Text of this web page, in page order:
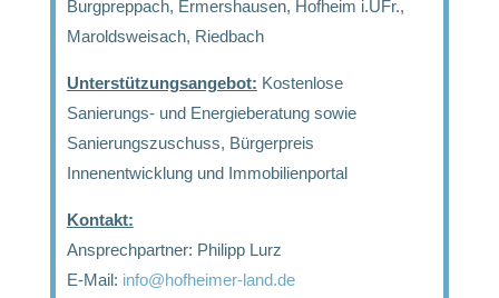
Burgpreppach, Ermershausen, Hofheim i.UFr.,
Maroldsweisach, Riedbach
Unterstützungsangebot: Kostenlose
Sanierungs- und Energieberatung sowie
Sanierungszuschuss, Bürgerpreis
Innenentwicklung und Immobilienportal
Kontakt:
Ansprechpartner: Philipp Lurz
E-Mail: info@hofheimer-land.de